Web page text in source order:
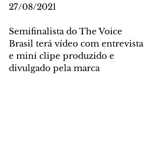
27/08/2021
Semifinalista do The Voice
Brasil terá vídeo com entrevista
e mini clipe produzido e
divulgado pela marca